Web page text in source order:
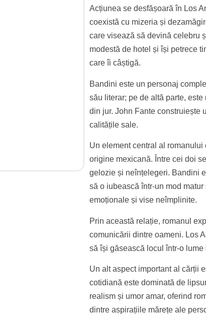
Acțiunea se desfășoară în Los
coexistă cu mizeria și
care visează să devină celebru
modestă de hotel și își petrece
care îi câștigă.
Bandini este un personaj
său literar; pe de altă parte,
din jur. John Fante construiește
calitățile sale.
Un element central al
origine mexicană. Între cei doi
gelozie și neînțelegeri. Bandini
să o iubească într-un mod
emoționale și vise neîmplinite.
Prin această relație, romanul
comunicării dintre oameni. Los
să își găsească locul într-o
Un alt aspect important al cărții
cotidiană este dominată de
realism și umor amar, oferind
dintre aspirațiile mărețe ale